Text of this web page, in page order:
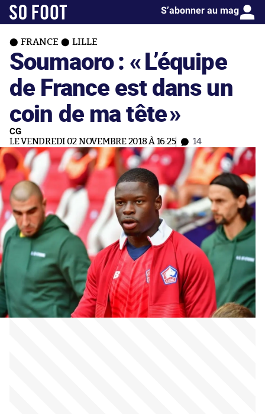
S’abonner au mag
FRANCE LILLE
Soumaoro : «L’équipe
de France est dans un
coin de ma tête»
CG
LE VENDREDI 02 NOVEMBRE 2018 À 16:25 14